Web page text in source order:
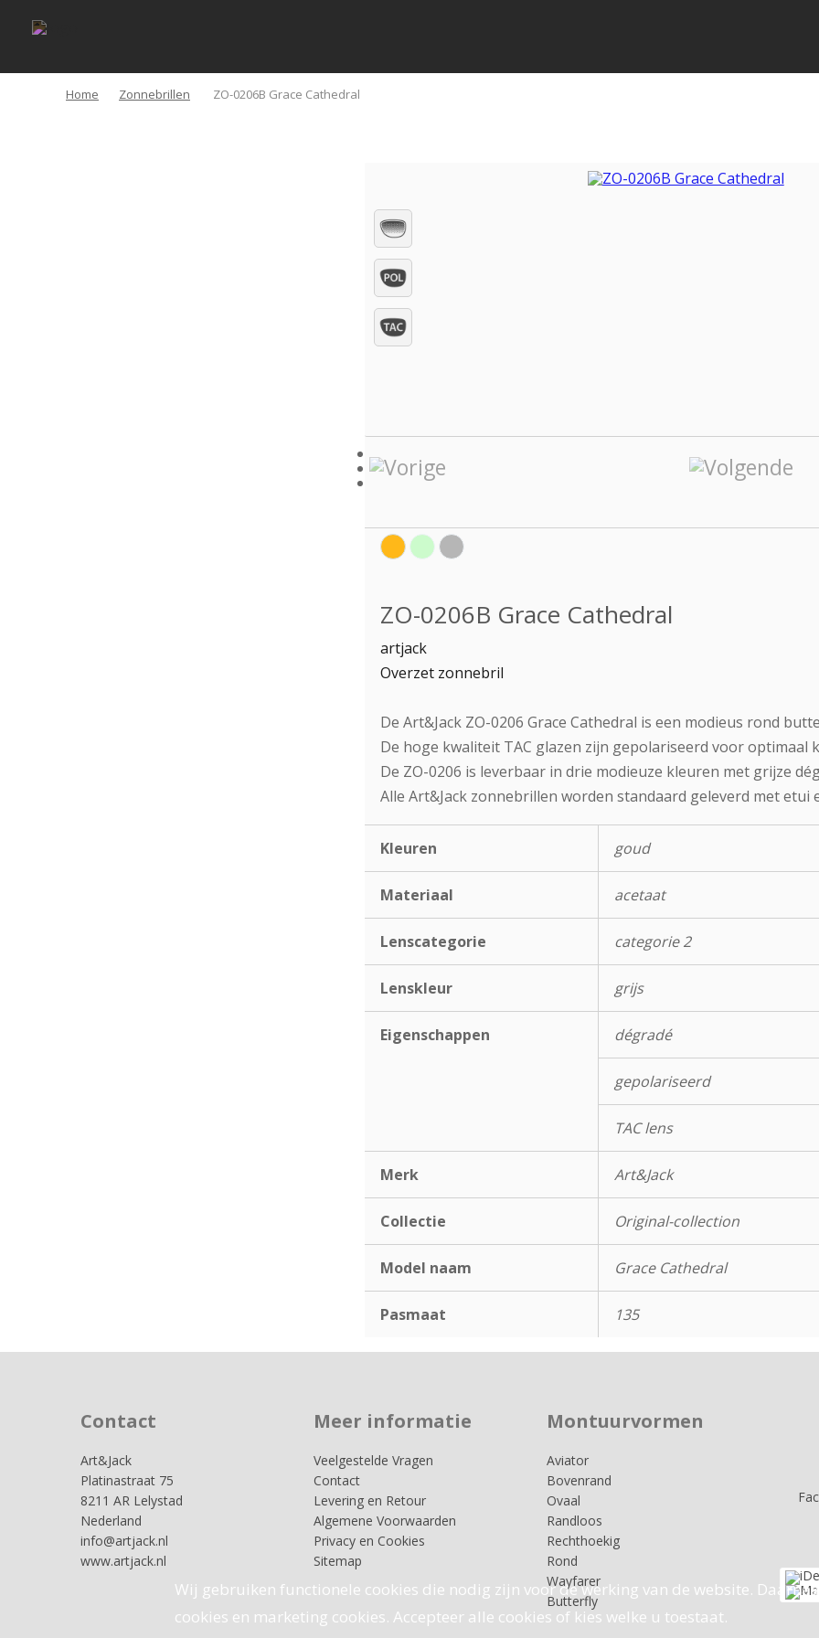
Wij gebruiken functionele cookies die nodig zijn voor de werking van de website.
cookies en marketing cookies. Accepteer alle cookies of kies welke u toestaat.
Home Zonnebrillen ZO-0206B Grace Cathedral
ZO-0206B Grace Cathedral
artjack
Overzet zonnebril
De Art&Jack ZO-0206 Grace Cathedral is een modieus rond
De hoge kwaliteit TAC glazen zijn gepolariseerd voor optimaal
De ZO-0206 is leverbaar in drie modieuze kleuren met grijze
Alle Art&Jack zonnebrillen worden standaard geleverd met etui
Kleuren goud
Materiaal acetaat
Lenscategorie categorie 2
Lenskleur grijs
Eigenschappen dégradé
gepolariseerd
TAC lens
Merk Art&Jack
Collectie Original-collection
Model naam Grace Cathedral
Pasmaat 135
Contact
Art&Jack
Platinastraat 75
8211 AR Lelystad
Nederland
info@artjack.nl
www.artjack.nl
Meer informatie
Veelgestelde Vragen
Contact
Levering en Retour
Algemene Voorwaarden
Privacy en Cookies
Sitemap
Montuurvormen
Aviator
Bovenrand
Ovaal
Randloos
Rechthoekig
Rond
Wayfarer
Butterfly